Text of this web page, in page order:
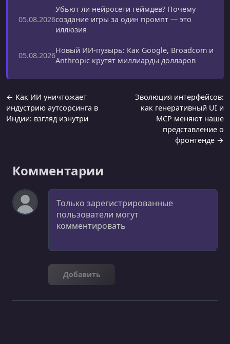
05.08.2026
Убьют ли нейросети геймдев? Почему
создание игры за один промпт — это
иллюзия
05.08.2026
Новый ИИ-пузырь: Как Google, Broadcom и
Anthropic крутят миллиарды долларов
← Как ИИ уничтожает
индустрию аутсорсинга в
Индии: взгляд изнутри
Эволюция интерфейсов:
как генеративный UI и
MCP меняют наше
представление о
фронтенде →
Комментарии
Комментарий
Добавить